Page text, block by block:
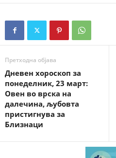
Претходна објава
Дневен хороскоп за
понеделник, 23 март:
Овен во врска на
далечина, љубовта
пристигнува за
Близнаци